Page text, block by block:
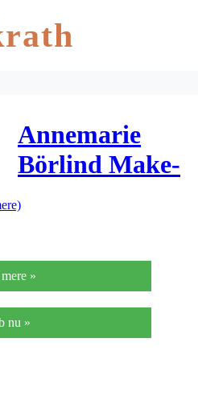
Annemarie
Börlind Make-
up Finish
Edition – 30
ml
»
nu »